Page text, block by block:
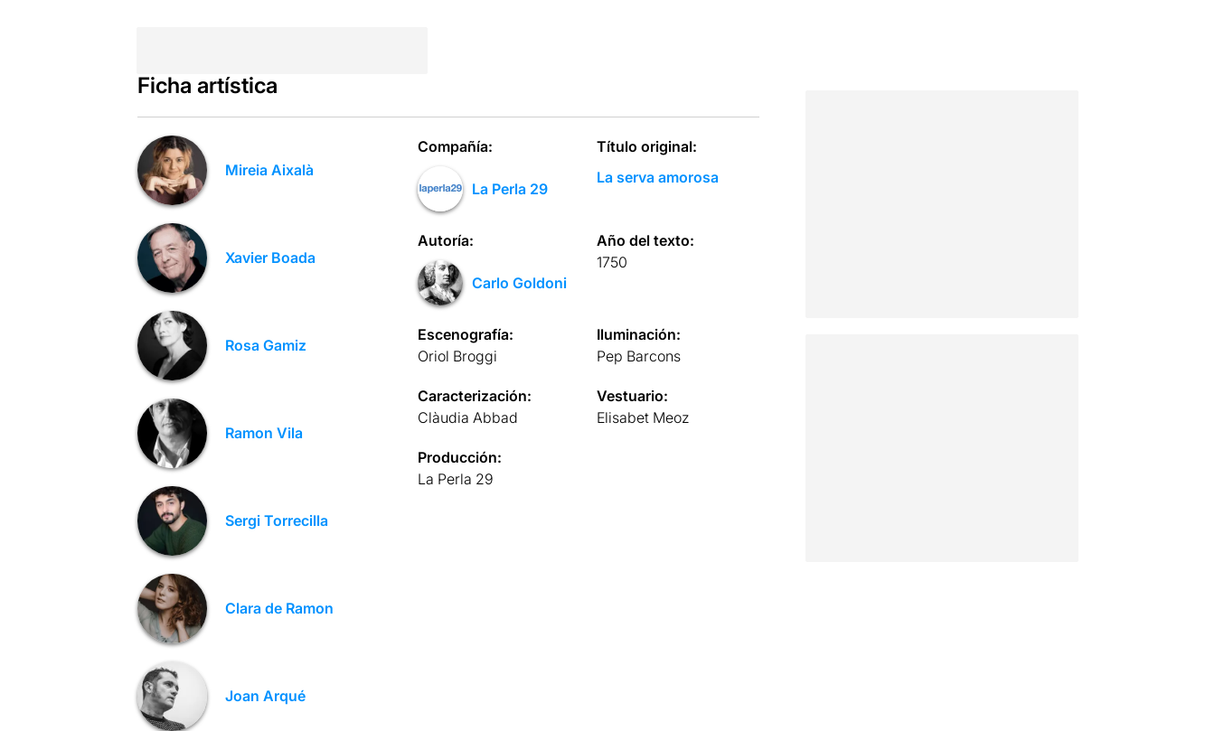
Ficha artística
Mireia Aixalà
Xavier Boada
Rosa Gamiz
Ramon Vila
Sergi Torrecilla
Clara de Ramon
Joan Arqué
Compañía:
La Perla 29
Título original:
La serva amorosa
Autoría:
Carlo Goldoni
Año del texto:
1750
Escenografía:
Oriol Broggi
Iluminación:
Pep Barcons
Caracterización:
Clàudia Abbad
Vestuario:
Elisabet Meoz
Producción:
La Perla 29